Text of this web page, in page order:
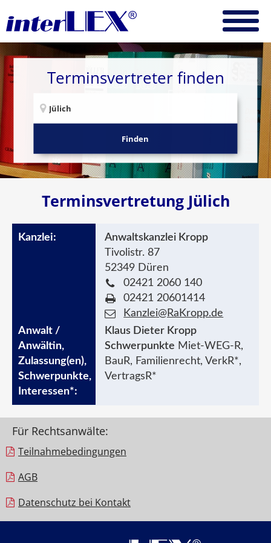
Terminsvertreter finden
Finden
Terminsvertretung Jülich
Anwaltskanzlei Kropp
Tivolistr. 87
52349 Düren
02421 2060 140
02421 20601414
Kanzlei@RaKropp.de
Klaus Dieter Kropp
Schwerpunkte Miet-WEG-R,
BauR, Familienrecht, VerkR*,
VertragsR*
Für Rechtsanwälte:
Teilnahme­bedingungen
AGB
Datenschutz bei Kontakt